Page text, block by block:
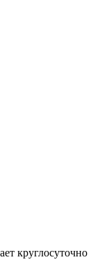
круглосуточно